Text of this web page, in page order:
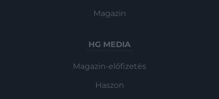
Magazin
HG MEDIA
Magazin-előfizetés
Haszon